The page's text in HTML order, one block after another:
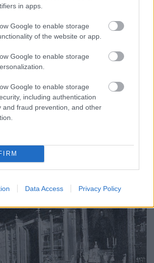
in apps.
Google to enable storage
of the website or app.
Google to enable storage
Google to enable storage
including authentication
and fraud prevention, and other
Data Access Privacy Policy
pompája, a tárgyakban megjelenített múlt,
tömege jelezte a rangot,
tette a körön kívüli látogatót.
adott helyet. Ezeket külön termekben,
galériás polcokon, szekrényekben
A könyvtár részben az ismeretszerzés
felnőtteknek és gyerekeknek
és értékes ritkaságai miatt
különösen alkalmas volt.